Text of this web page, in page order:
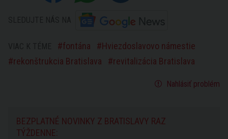
fontána
Hviezdoslavovo námestie
rekonštrukcia Bratislava
revitalizácia Bratislava
Nahlásiť problém
BEZPLATNÉ NOVINKY Z BRATISLAVY RAZ
TÝŽDENNE: